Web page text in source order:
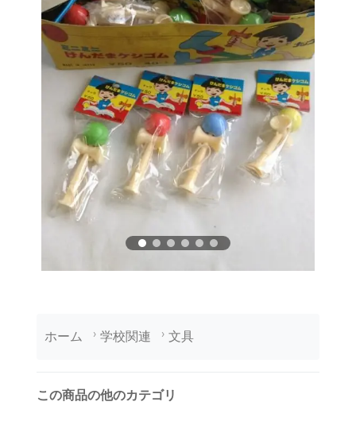
ホーム 学校関連 文具
この商品の他のカテゴリ